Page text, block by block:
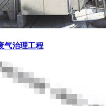
气治理工程